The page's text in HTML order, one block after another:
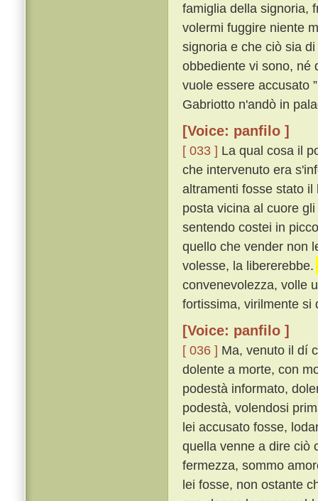
famiglia della signoria,
volermi fuggire niente
signoria e che ciò sia
obbediente vi sono, né
vuole essere accusato
Gabriotto n'andò in
[Voice: panfilo ]
[ 033 ] La qual cosa il
che intervenuto era
altramenti fosse stato
posta vicina al cuore
sentendo costei in
quello che vender non
volesse, la libererebbe.
convenevolezza, volle
fortissima, virilmente si
[Voice: panfilo ]
[ 036 ] Ma, venuto il dí
dolente a morte, con
podestà informato,
podestà, volendosi
lei accusato fosse,
quella venne a dire ciò
fermezza, sommo
lei fosse, non ostante